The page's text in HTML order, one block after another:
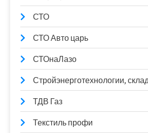
СТО
СТО Авто царь
СТОнаЛазо
Стройэнерготехнологии,
ТДВ Газ
Текстиль профи